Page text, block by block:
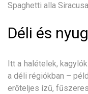
Spaghetti alla
Déli és
Itt a halételek,
a déli régiókban –
erőteljes ízű,